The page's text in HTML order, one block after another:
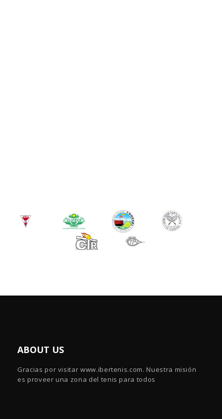
ABOUT US
Gracias por visitar www.ibertenis.com. Nuestra misión
es proveer una zona del tenis para todos